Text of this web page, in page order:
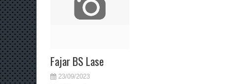
Fajar BS Lase
23/09/2023